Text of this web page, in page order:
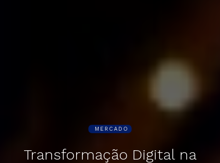
MERCADO
Transformação Digital na